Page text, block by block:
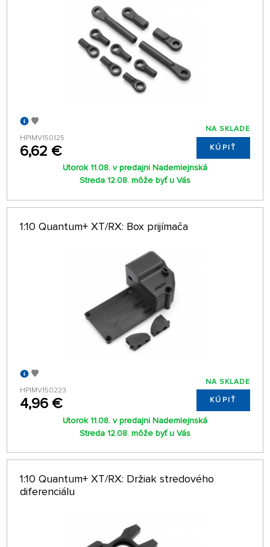
HPIMV150125
6,62 €
NA SKLADE
KÚPIŤ
Utorok 11.08. v predajni Nademlejnská
Streda 12.08. môže byť u Vás
1:10 Quantum+ XT/RX: Box prijímača
HPIMV150223
4,96 €
NA SKLADE
KÚPIŤ
Utorok 11.08. v predajni Nademlejnská
Streda 12.08. môže byť u Vás
1:10 Quantum+ XT/RX: Držiak stredového
diferenciálu